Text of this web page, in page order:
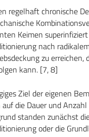
regelhaft chronische
Keimen
nach
zu
kann. [7, 8]
Ziel der eigenen
die Dauer und
standen zunächst
oder die